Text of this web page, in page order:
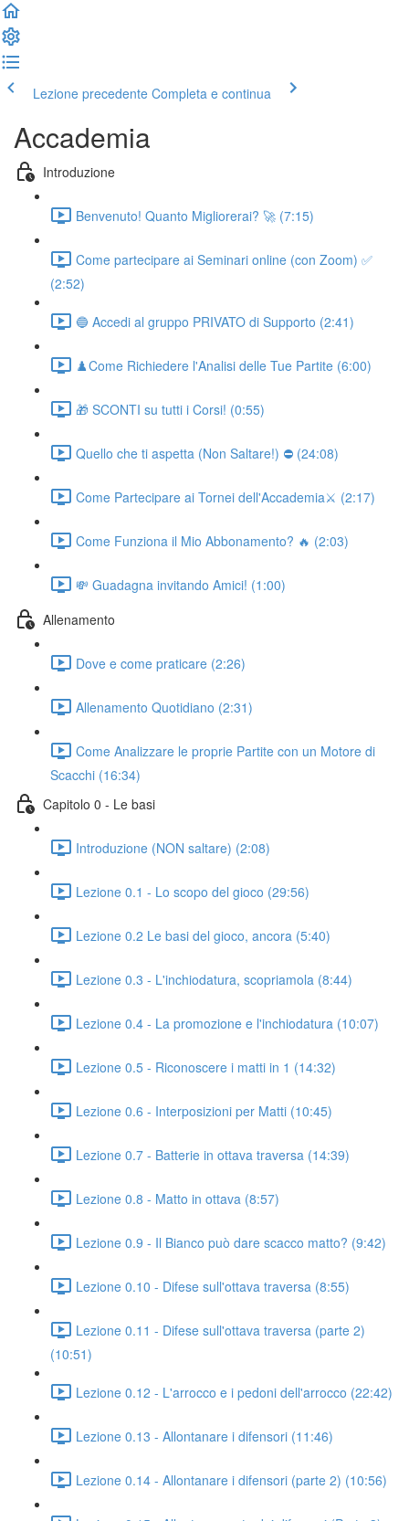
Lezione precedente Completa e continua
Accademia
Introduzione
Benvenuto! Quanto Migliorerai? 🚀 (7:15)
Come partecipare ai Seminari online (con Zoom) ✅
(2:52)
🔵 Accedi al gruppo PRIVATO di Supporto (2:41)
♟️Come Richiedere l'Analisi delle Tue Partite (6:00)
🎁 SCONTI su tutti i Corsi! (0:55)
Quello che ti aspetta (Non Saltare!) ⛔ (24:08)
Come Partecipare ai Tornei dell'Accademia⚔️ (2:17)
Come Funziona il Mio Abbonamento? 🔥 (2:03)
💸 Guadagna invitando Amici! (1:00)
Allenamento
Dove e come praticare (2:26)
Allenamento Quotidiano (2:31)
Come Analizzare le proprie Partite con un Motore di
Scacchi (16:34)
Capitolo 0 - Le basi
Introduzione (NON saltare) (2:08)
Lezione 0.1 - Lo scopo del gioco (29:56)
Lezione 0.2 Le basi del gioco, ancora (5:40)
Lezione 0.3 - L'inchiodatura, scopriamola (8:44)
Lezione 0.4 - La promozione e l'inchiodatura (10:07)
Lezione 0.5 - Riconoscere i matti in 1 (14:32)
Lezione 0.6 - Interposizioni per Matti (10:45)
Lezione 0.7 - Batterie in ottava traversa (14:39)
Lezione 0.8 - Matto in ottava (8:57)
Lezione 0.9 - Il Bianco può dare scacco matto? (9:42)
Lezione 0.10 - Difese sull'ottava traversa (8:55)
Lezione 0.11 - Difese sull'ottava traversa (parte 2)
(10:51)
Lezione 0.12 - L'arrocco e i pedoni dell'arrocco (22:42)
Lezione 0.13 - Allontanare i difensori (11:46)
Lezione 0.14 - Allontanare i difensori (parte 2) (10:56)